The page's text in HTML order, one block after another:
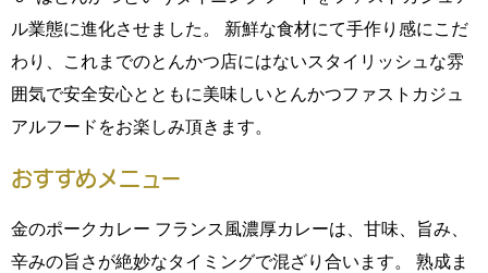
ル業態に進化させました。 新鮮な食材にて手作り感にこだ
わり、これまでのとんかつ店にはないスタイリッシュな雰
囲気で安全安心とともに美味しいとんかつファストカジュ
アルフードをお楽しみ頂きます。
おすすめメニュー
金のポークカレー フランス風濃厚カレーは、甘味、旨み、
辛みの旨さが絶妙なタイミングで混ざり合います。 熟成ま